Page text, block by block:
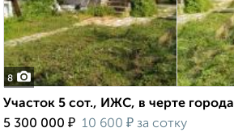
8
Участок 5 сот., ИЖС, в черте города
5 300 000 ₽ 10 600 ₽ за сотку